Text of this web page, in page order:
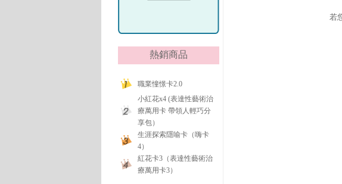
熱銷商品
職業憧憬卡2.0
小紅花x4 (表達性藝術治
療萬用卡 帶領人輕巧分
享包）
生涯探索隱喻卡（嗨卡
4）
紅花卡3（表達性藝術治
療萬用卡3）
若